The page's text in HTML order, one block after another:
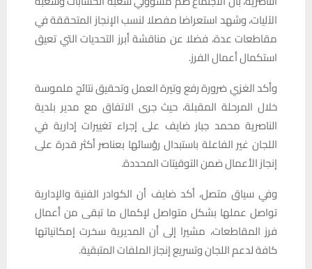
الآليات، وشهد استعراضا مفصلا لنسب الإنجاز المتحققة في
مقاطعات عدة، فضلا عن مناقشة أبرز التحديات التي تعيق
استكمال أعمال الفرز.
وأكد الغزي ضرورة رفع وتيرة العمل وتحقيق نتائج ملموسة
خلال المرحلة المقبلة، حيث جرى الاتفاق مع مدير بلدية
الناصرية محمد جبار ضايف على إجراء تغييرات إدارية في
اللجان غير الفاعلة باستبدال رؤسائها بعناصر أكثر قدرة على
إنجاز الأعمال ضمن التوقيتات المحددة.
وفي سياق متصل، أكد ضايف أن الكوادر الفنية والإدارية
تواصل عملها بشكل متواصل لإكمال ما تبقى من أعمال
فرز المقاطعات، مشيرا إلى أن المديرية سخرت إمكانياتها
كافة لدعم اللجان وتسريع إنجاز الملفات المتبقية.